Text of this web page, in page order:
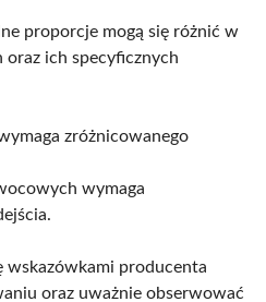
proporcje mogą się różnić w
oraz ich specyficznych
zróżnicowanego
wymaga
wskazówkami producenta
oraz uważnie obserwować